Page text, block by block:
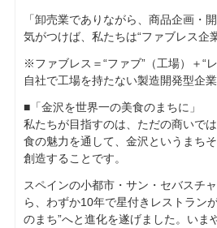
「卸売業でありながら、商品企画・
気がつけば、私たちは“ファブレス企
※ファブレス＝“ファブ”（工場）＋“
自社で工場を持たない製造開発型企業
■「金沢を世界一の美食のまちに」
私たちが目指すのは、ただの商いでは
食の魅力を通して、金沢というまち
創造することです。
スペインの小都市・サン・セバスチ
ら、わずか10年で星付きレストラン
のまち”へと進化を遂げました。いま